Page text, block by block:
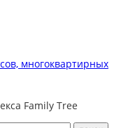
многоквартирных
Family Tree